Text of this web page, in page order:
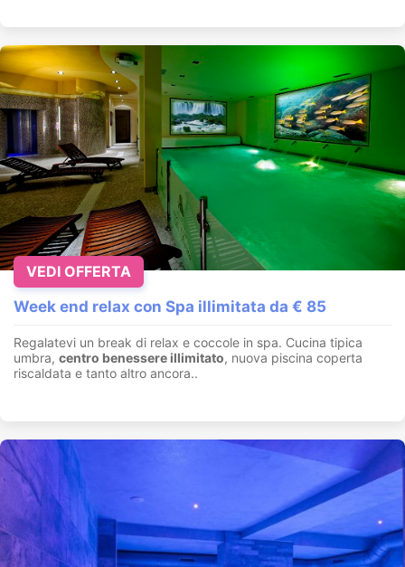
Week end relax con Spa illimitata da € 85
Regalatevi un break di relax e coccole in spa. Cucina tipica
umbra, centro benessere illimitato, nuova piscina coperta
riscaldata e tanto altro ancora..
VEDI OFFERTA